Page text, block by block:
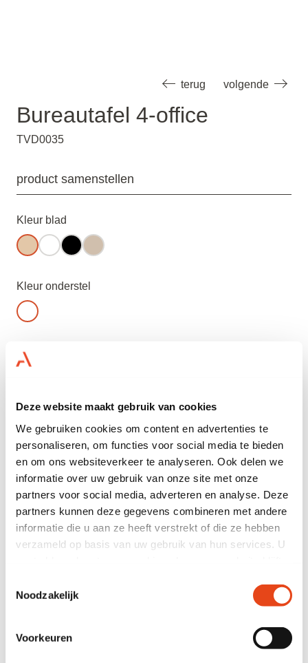
Deze website maakt gebruik van cookies
We gebruiken cookies om content en advertenties te
personaliseren, om functies voor social media te bieden
en om ons websiteverkeer te analyseren. Ook delen we
informatie over uw gebruik van onze site met onze
partners voor social media, adverteren en analyse. Deze
partners kunnen deze gegevens combineren met andere
informatie die u aan ze heeft verstrekt of die ze hebben
verzameld op basis van uw gebruik van hun services. U
Noodzakelijk
Voorkeuren
terug volgende
Bureautafel 4-office
TVD0035
product samenstellen
Kleur blad
Kleur onderstel
Afmetingen (B x D x H)
Aantal
voeg toe
hulp nodig?
14.000 m2 eigen voorraad
Huren kan al vanaf 1 dag